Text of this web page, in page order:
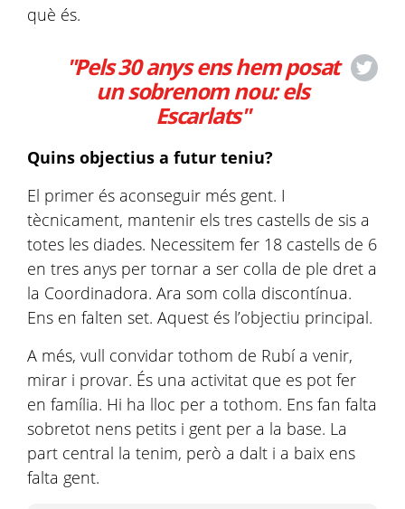
què és.
"Pels 30 anys ens hem posat
un sobrenom nou: els
Escarlats"
Quins objectius a futur teniu?
El primer és aconseguir més gent. I
tècnicament, mantenir els tres castells de sis a
totes les diades. Necessitem fer 18 castells de 6
en tres anys per tornar a ser colla de ple dret a
la Coordinadora. Ara som colla discontínua.
Ens en falten set. Aquest és l’objectiu principal.
A més, vull convidar tothom de Rubí a venir,
mirar i provar. És una activitat que es pot fer
en família. Hi ha lloc per a tothom. Ens fan falta
sobretot nens petits i gent per a la base. La
part central la tenim, però a dalt i a baix ens
falta gent.